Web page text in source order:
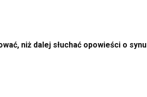
niż dalej słuchać opowieści o synu